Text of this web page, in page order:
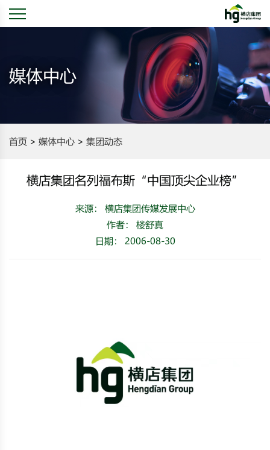
媒体中心
首页 媒体中心 集团动态
横店集团名列福布斯“中国顶尖企业榜”
来源： 横店集团传媒发展中心
作者： 楼舒真
日期： 2006-08-30